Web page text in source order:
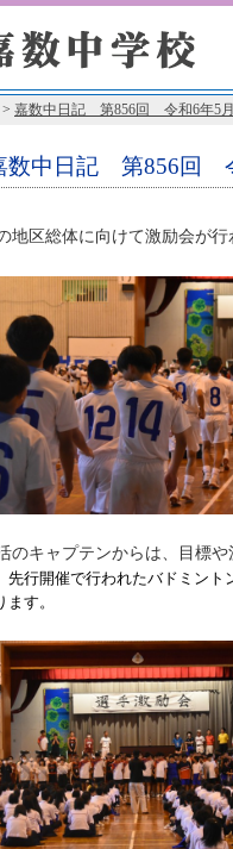
> 嘉数中日記 第856回 令和6年5
数中日記 第856回
地区総体に向けて激励会が
のキャプテンからは、目標
先行開催で行われたバドミン
ます。